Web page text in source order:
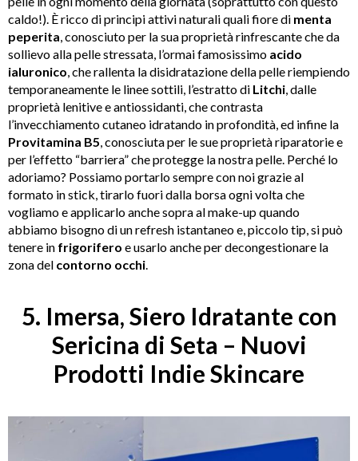
caldo!). È ricco di principi attivi naturali quali fiore di menta
peperita, conosciuto per la sua proprietà rinfrescante che da
sollievo alla pelle stressata, l’ormai famosissimo acido
ialuronico, che rallenta la disidratazione della pelle riempiendo
temporaneamente le linee sottili, l’estratto di Litchi, dalle
proprietà lenitive e antiossidanti, che contrasta
l’invecchiamento cutaneo idratando in profondità, ed infine la
Provitamina B5, conosciuta per le sue proprietà riparatorie e
per l’effetto “barriera” che protegge la nostra pelle. Perché lo
adoriamo? Possiamo portarlo sempre con noi grazie al
formato in stick, tirarlo fuori dalla borsa ogni volta che
vogliamo e applicarlo anche sopra al make-up quando
abbiamo bisogno di un refresh istantaneo e, piccolo tip, si può
tenere in frigorifero e usarlo anche per decongestionare la
zona del contorno occhi.
5. Imersa, Siero Idratante con
Sericina di Seta – Nuovi
Prodotti Indie Skincare